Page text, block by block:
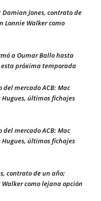
Jones, contrato de
Lonnie Walker como
a Oumar Ballo hasta
esta próxima temporada
mercado ACB: Mac
Hugues, últimos fichajes
mercado ACB: Mac
Hugues, últimos fichajes
contrato de un año;
como lejana opción